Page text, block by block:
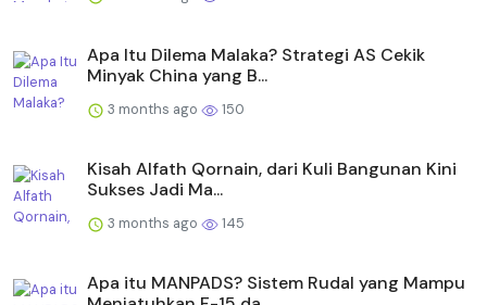
Apa Itu Dilema Malaka? Strategi AS Cekik
Minyak China yang B...
3 months ago 150
Kisah Alfath Qornain, dari Kuli Bangunan Kini
Sukses Jadi Ma...
3 months ago 145
Apa itu MANPADS? Sistem Rudal yang Mampu